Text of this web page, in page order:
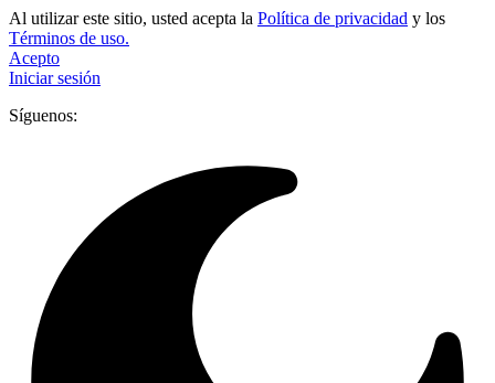
Al utilizar este sitio, usted acepta la Política de privacidad y los
Términos de uso.
Acepto
Iniciar sesión
Síguenos: